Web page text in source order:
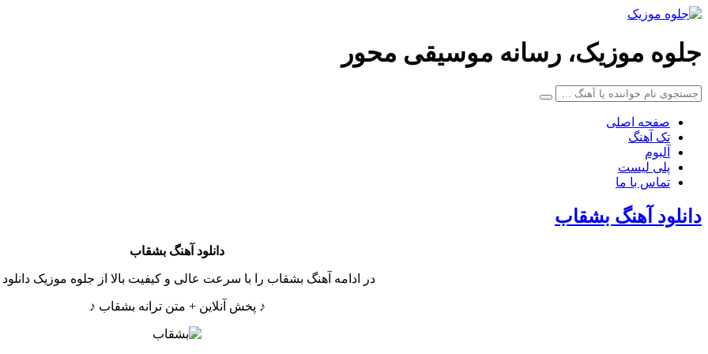
جلوه موزیک، رسانه موسیقی محور
صفحه اصلی
تک آهنگ
آلبوم
پلی لیست
تماس با ما
دانلود آهنگ بشقاب
دانلود آهنگ بشقاب
در ادامه آهنگ بشقاب را با سرعت عالی و کیفیت بالا از جلوه موزیک دانلود
♪ پخش آنلاین + متن ترانه بشقاب ♪